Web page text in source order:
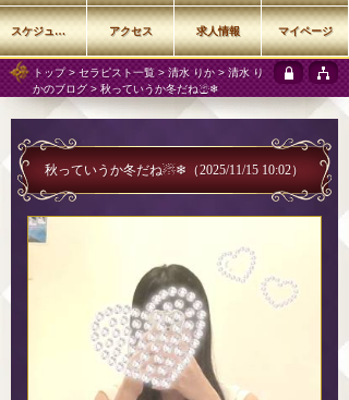
トップ> セラピスト一覧 >清水 りか >清水 り
かのブログ> 秋っていうか冬だね☃❄
秋っていうか冬だね☃❄ （2025/11/15 10:02）
スケジュール アクセス 求人情報 マイページ